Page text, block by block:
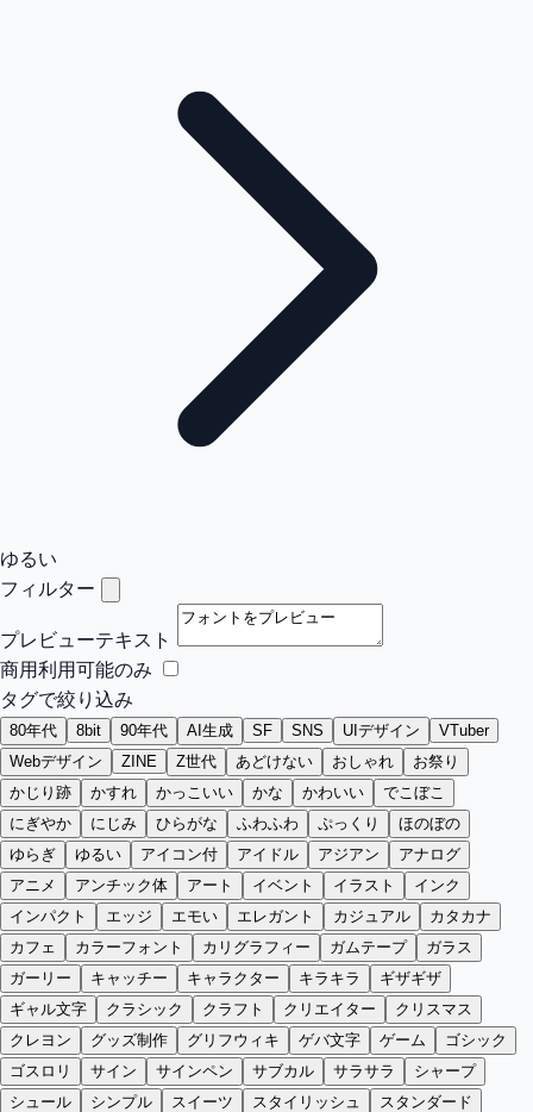
ゆるい
フィルター
プレビューテキスト
商用利用可能のみ
タグで絞り込み
80年代 8bit 90年代 AI生成 SF SNS UIデザイン
VTuber
Webデザイン
ZINE Z世代 あどけない おしゃれ
お祭り
かじり跡
かすれ かっこいい かな かわいい
でこぼこ
にぎやか
にじみ ひらがな ふわふわ ぷっくり
ほのぼの
ゆらぎ
ゆるい アイコン付 アイドル アジアン
アナログ
アニメ
アンチック体 アート イベント イラスト
インク
インパクト
エッジ エモい エレガント カジュアル
カタカナ
カフェ
カラーフォント カリグラフィー ガムテープ
ガラス
ガーリー
キャッチー キャラクター キラキラ
ギザギザ
ギャル文字
クラシック クラフト クリエイター
クリスマス
クレヨン
グッズ制作 グリフウィキ ゲバ文字 ゲーム
ゴシック
ゴスロリ
サイン サインペン サブカル サラサラ
シャープ
シュール
シンプル スイーツ スタイリッシュ
スタンダード